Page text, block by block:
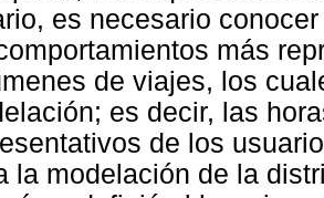
es necesario
más
de viajes, los
es decir, las
de los
la modelación de la